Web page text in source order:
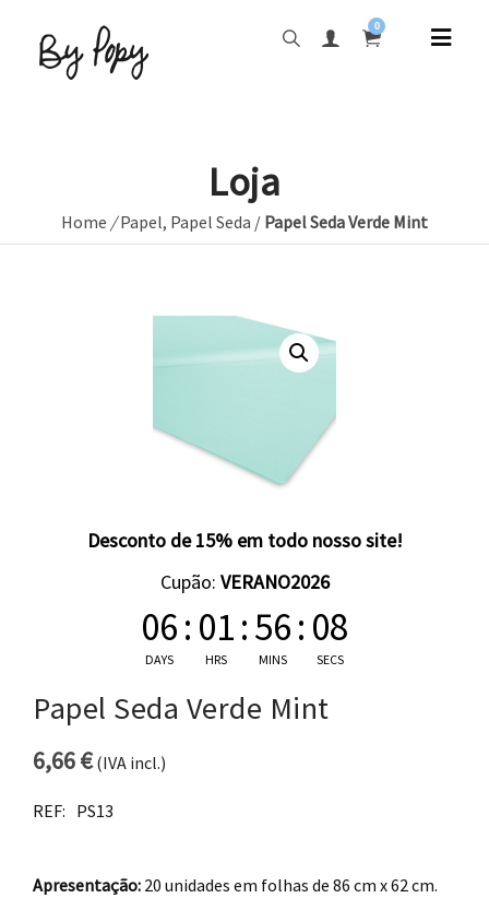
0
Loja
Home /Papel, Papel Seda / Papel Seda Verde Mint
Desconto de 15% em todo nosso site!
Cupão: VERANO2026
06
DAYS
: 01
HRS
:56
MINS
: 08
SECS
Papel Seda Verde Mint
6,66€(IVA incl.)
REF: PS13
Apresentação: 20 unidades em folhas de 86 cm x 62 cm.